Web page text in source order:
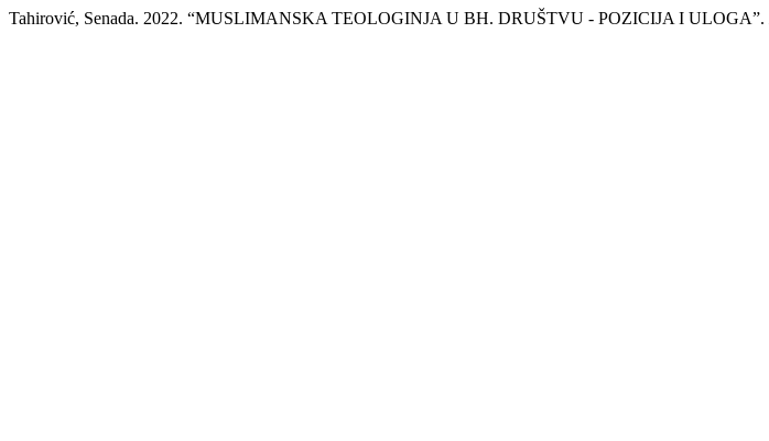
Tahirović, Senada. 2022. “MUSLIMANSKA TEOLOGINJA U BH. DRUŠTVU - POZICIJA I ULOGA”.